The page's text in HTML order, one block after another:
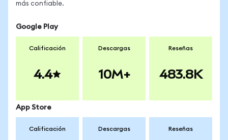
más confiable.
Google Play
Calificación
4.4
Descargas
10M+
Reseñas
483.8K
App Store
Calificación Descargas Reseñas